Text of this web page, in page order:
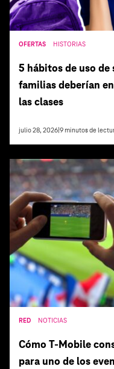
OFERTAS HISTORIAS
5 hábitos de uso
familias deberían
las clases
julio 28, 2026 9 minutos de
RED NOTICIAS
Cómo T‑Mobile
para uno de los